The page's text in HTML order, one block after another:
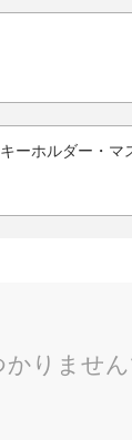
キーホルダー・マ